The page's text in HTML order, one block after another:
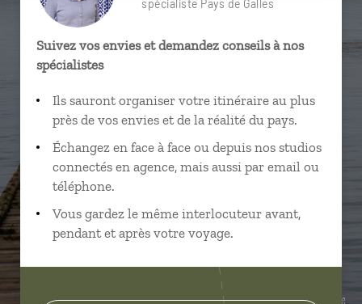
spécialiste Pays de Galles
Suivez vos envies et demandez conseils à nos
spécialistes
Ils sauront organiser votre itinéraire au plus
près de vos envies et de la réalité du pays.
Échangez en face à face ou depuis nos studios
connectés en agence, mais aussi par email ou
téléphone.
Vous gardez le même interlocuteur avant,
pendant et après votre voyage.